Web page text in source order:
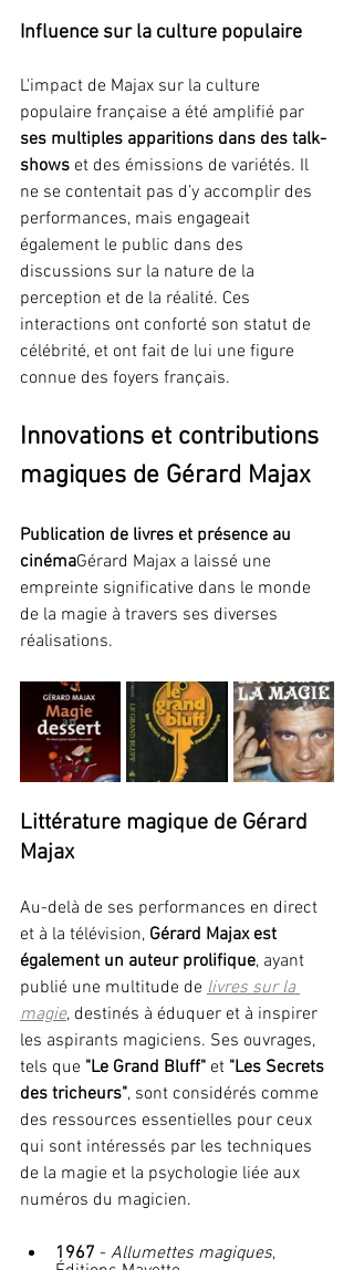
Influence sur la culture populaire
L'impact de Majax sur la culture
populaire française a été amplifié par
ses multiples apparitions dans des talk-
shows et des émissions de variétés. Il
ne se contentait pas d’y accomplir des
performances, mais engageait
également le public dans des
discussions sur la nature de la
perception et de la réalité. Ces
interactions ont conforté son statut de
célébrité, et ont fait de lui une figure
connue des foyers français.
Innovations et contributions
magiques de Gérard Majax
Publication de livres et présence au
cinémaGérard Majax a laissé une
empreinte significative dans le monde
de la magie à travers ses diverses
réalisations.
Littérature magique de Gérard
Majax
Au-delà de ses performances en direct
et à la télévision, Gérard Majax est
également un auteur prolifique, ayant
publié une multitude de livres sur la
magie, destinés à éduquer et à inspirer
les aspirants magiciens. Ses ouvrages,
tels que "Le Grand Bluff" et "Les Secrets
des tricheurs", sont considérés comme
des ressources essentielles pour ceux
qui sont intéressés par les techniques
de la magie et la psychologie liée aux
numéros du magicien.
1967 - Allumettes magiques,